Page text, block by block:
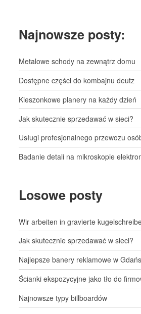
Najnowsze posty:
Metalowe schody na zewnątrz domu
Dostępne części do kombajnu deutz
Kieszonkowe planery na każdy dzień
Jak skutecznie sprzedawać w sieci?
Usługi profesjonalnego przewozu
Badanie detali na mikroskopie
Losowe posty
Wir arbeiten in gravierte
Jak skutecznie sprzedawać w sieci?
Najlepsze banery reklamowe w
Ścianki ekspozycyjne jako tło do
Najnowsze typy billboardów